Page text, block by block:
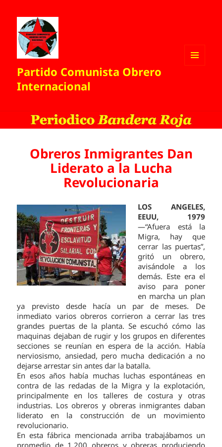
Partido Comunista Obrero
Internacional
Obreros Inmigrantes Dan
Liderato a la Lucha
Revolucionaria
LOS ANGELES,
EEUU, 1979
—“Afuera está la
Migra, hay que
cerrar las puertas”,
gritó un obrero,
avisándole a los
demás. Este era el
aviso para poner
en marcha un plan
ya previsto desde hacía un par de meses. De
inmediato varios obreros corrieron a cerrar las tres
grandes puertas de la planta. Se escuchó cómo las
maquinas dejaban de rugir y los grupos en diferentes
secciones se reunían en espera de la acción. Había
nerviosismo, ansiedad, pero mucha dedicación a no
dejarse arrestar sin antes dar la batalla.
En esos años había muchas luchas espontáneas en
contra de las redadas de la Migra y la explotación,
principalmente en los talleres de costura y otras
industrias. Los obreros y obreras inmigrantes daban
liderato en la construcción de un movimiento
revolucionario.
En esta fábrica mencionada arriba trabajábamos un
promedio de 1,200 obreros y obreras produciendo